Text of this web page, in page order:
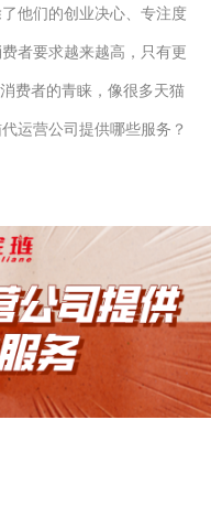
他们的创业决心、专注度
者要求越来越高，只有更
费者的青睐，像很多天猫
运营公司提供哪些服务？